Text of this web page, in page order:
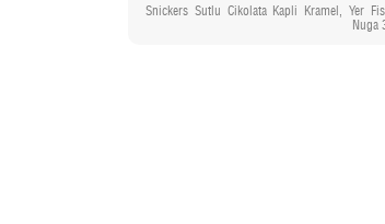
Snickers Sutlu Cikolata Kapli Kramel, Yer
Nuga